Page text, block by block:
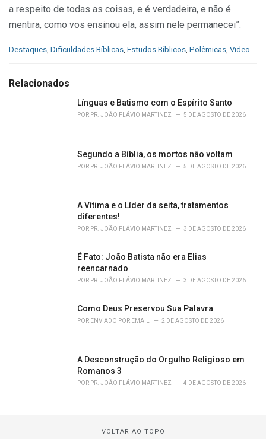
a respeito de todas as coisas, e é verdadeira, e não é
mentira, como vos ensinou ela, assim nele permanecei”.
C
e
Destaques Dificuldades Bíblicas Estudos Bíblicos Polêmicas Video
Relacionados
Línguas e Batismo com o Espírito Santo
POR PR. JOÃO FLÁVIO MARTINEZ 5 DE AGOSTO DE 2026
Segundo a Bíblia, os mortos não voltam
POR PR. JOÃO FLÁVIO MARTINEZ 5 DE AGOSTO DE 2026
A Vítima e o Líder da seita, tratamentos
diferentes!
POR PR. JOÃO FLÁVIO MARTINEZ 3 DE AGOSTO DE 2026
É Fato: João Batista não era Elias
reencarnado
POR PR. JOÃO FLÁVIO MARTINEZ 3 DE AGOSTO DE 2026
Como Deus Preservou Sua Palavra
POR ENVIADO POR EMAIL 2 DE AGOSTO DE 2026
A Desconstrução do Orgulho Religioso em
Romanos 3
POR PR. JOÃO FLÁVIO MARTINEZ 4 DE AGOSTO DE 2026
VOLTAR AO TOPO